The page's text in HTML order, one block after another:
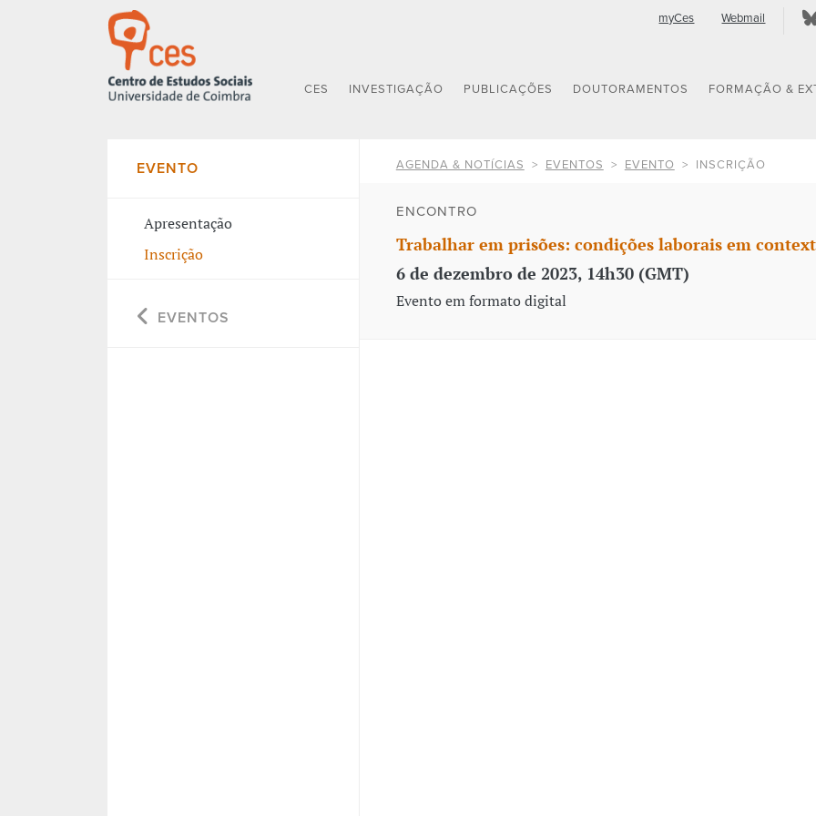
myCes Webmail
CES INVESTIGAÇÃO PUBLICAÇÕES DOUTORAMENTOS FORMAÇÃO &
EVENTO
Apresentação
Inscrição
EVENTOS
AGENDA & NOTÍCIAS EVENTOS EVENTO INSCRIÇÃO
ENCONTRO
Trabalhar em prisões: condições laborais em
6 de dezembro de 2023, 14h30 (GMT)
Evento em formato digital